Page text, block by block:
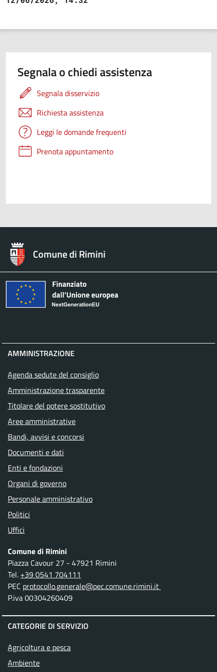
Segnala o chiedi assistenza
Segnala disservizio
Richiesta assistenza
Leggi le domande frequenti
Prenota appuntamento
Comune di Rimini
AMMINISTRAZIONE
Agenda sedute del consiglio
Amministrazione trasparente
Titolare del potere sostitutivo
Aree amministrative
Bandi, avvisi e concorsi
Documenti e dati
Enti e fondazioni
Organi di governo
Personale amministrativo
Politici
Uffici
Comune di Rimini
Piazza Cavour 27 - 47921 Rimini
Tel. +39 0541 704111
PEC protocollo.generale@pec.comune.rimini.it
P.iva 00304260409
CATEGORIE DI SERVIZIO
Agricoltura e pesca
Ambiente